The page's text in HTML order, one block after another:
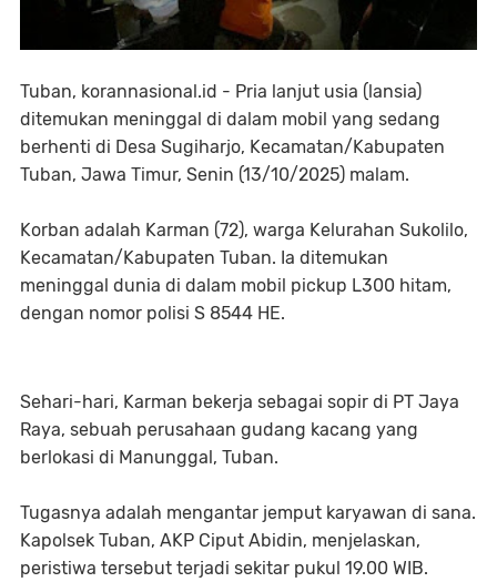
Tuban, korannasional.id - Pria lanjut usia (lansia)
ditemukan meninggal di dalam mobil yang sedang
berhenti di Desa Sugiharjo, Kecamatan/Kabupaten
Tuban, Jawa Timur, Senin (13/10/2025) malam.
Korban adalah Karman (72), warga Kelurahan Sukolilo,
Kecamatan/Kabupaten Tuban. Ia ditemukan
meninggal dunia di dalam mobil pickup L300 hitam,
dengan nomor polisi S 8544 HE.
Sehari-hari, Karman bekerja sebagai sopir di PT Jaya
Raya, sebuah perusahaan gudang kacang yang
berlokasi di Manunggal, Tuban.
Tugasnya adalah mengantar jemput karyawan di sana.
Kapolsek Tuban, AKP Ciput Abidin, menjelaskan,
peristiwa tersebut terjadi sekitar pukul 19.00 WIB.